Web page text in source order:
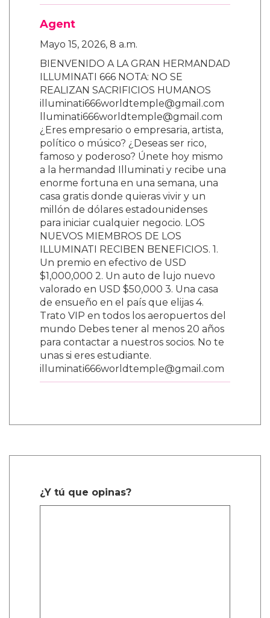
Agent
Mayo 15, 2026, 8 a.m.
BIENVENIDO A LA GRAN HERMANDAD
ILLUMINATI 666 NOTA: NO SE
REALIZAN SACRIFICIOS HUMANOS
illuminati666worldtemple@gmail.com
lluminati666worldtemple@gmail.com
¿Eres empresario o empresaria, artista,
político o músico? ¿Deseas ser rico,
famoso y poderoso? Únete hoy mismo
a la hermandad Illuminati y recibe una
enorme fortuna en una semana, una
casa gratis donde quieras vivir y un
millón de dólares estadounidenses
para iniciar cualquier negocio. LOS
NUEVOS MIEMBROS DE LOS
ILLUMINATI RECIBEN BENEFICIOS. 1.
Un premio en efectivo de USD
$1,000,000 2. Un auto de lujo nuevo
valorado en USD $50,000 3. Una casa
de ensueño en el país que elijas 4.
Trato VIP en todos los aeropuertos del
mundo Debes tener al menos 20 años
para contactar a nuestros socios. No te
unas si eres estudiante.
illuminati666worldtemple@gmail.com
¿Y tú que opinas?